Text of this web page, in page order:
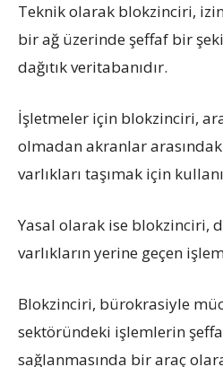
Teknik olarak blokzinciri,
bir ağ üzerinde şeffaf bir
dağıtık veritabanıdır.
İşletmeler için blokzinciri,
olmadan akranlar
varlıkları taşımak için
Yasal olarak ise blokzinciri,
varlıkların yerine geçen
Blokzinciri, bürokrasiyle
sektöründeki işlemlerin
sağlanmasında bir araç